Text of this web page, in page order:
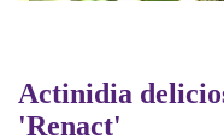
Actinidia
'Renact'